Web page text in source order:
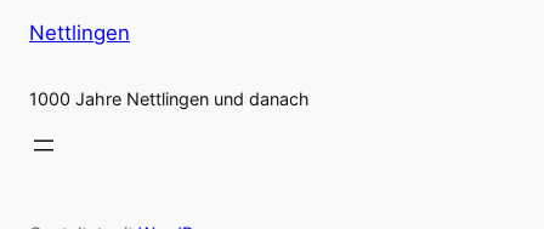
Nettlingen
1000 Jahre Nettlingen und danach